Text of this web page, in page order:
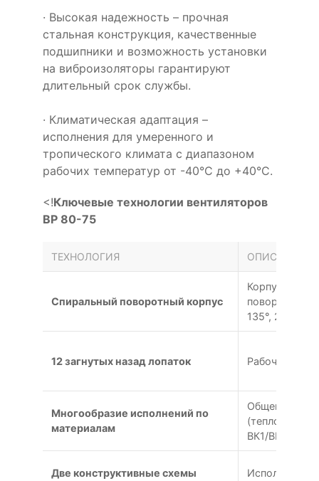
· Высокая надежность – прочная
стальная конструкция, качественные
подшипники и возможность установки
на виброизоляторы гарантируют
длительный срок службы.
· Климатическая адаптация –
исполнения для умеренного и
тропического климата с диапазоном
рабочих температур от -40°С до +40°С.
<!Ключевые технологии вентиляторов
ВР 80-75
ТЕХНОЛОГИЯ ОПИСАНИЕ
Спиральный поворотный корпус
Корпус
поворота
135°, 270°,
12 загнутых назад лопаток Рабочее
Многообразие исполнений по
материалам
ВК1/ВК3
Две конструктивные схемы
Исполнение 1